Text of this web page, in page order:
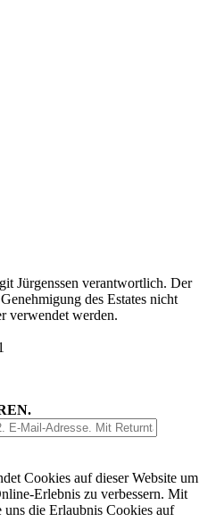
Jürgenssen verantwortlich. Der
des Estates nicht
verwendet werden.
Cookies auf dieser Website um
Erlebnis zu verbessern. Mit
uns die Erlaubnis Cookies auf